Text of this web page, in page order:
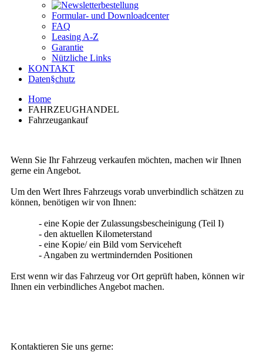
Formular- und Downloadcenter
FAQ
Leasing A-Z
Garantie
Nützliche Links
KONTAKT
Daten§chutz
Home
FAHRZEUGHANDEL
Fahrzeugankauf
Wenn Sie Ihr Fahrzeug verkaufen möchten, machen wir Ihnen
gerne ein Angebot.
Um den Wert Ihres Fahrzeugs vorab unverbindlich schätzen zu
können, benötigen wir von Ihnen:
- eine Kopie der Zulassungsbescheinigung (Teil I)
- den aktuellen Kilometerstand
- eine Kopie/ ein Bild vom Serviceheft
- Angaben zu wertmindernden Positionen
Erst wenn wir das Fahrzeug vor Ort geprüft haben, können wir
Ihnen ein verbindliches Angebot machen.
Kontaktieren Sie uns gerne: